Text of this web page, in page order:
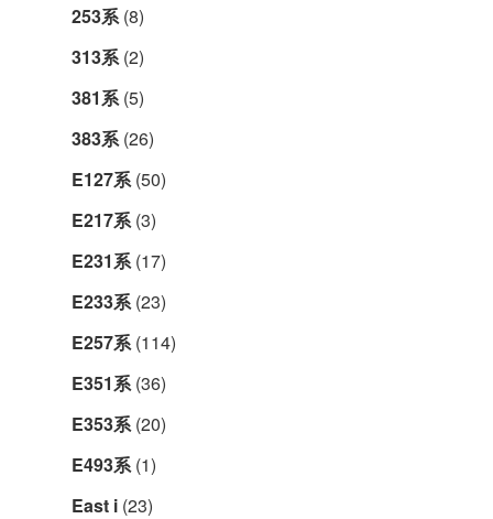
253系(8)
313系(2)
381系(5)
383系(26)
E127系(50)
E217系(3)
E231系(17)
E233系(23)
E257系(114)
E351系(36)
E353系(20)
E493系(1)
East i (23)